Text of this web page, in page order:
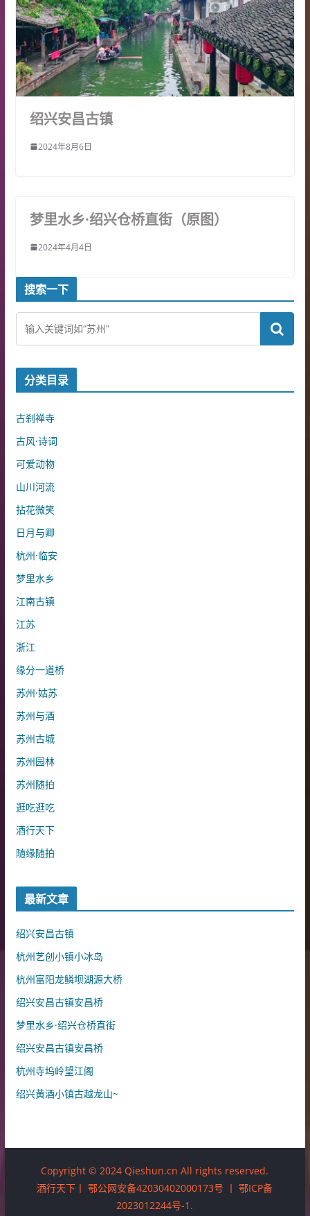
绍兴安昌古镇
2024年8月6日
梦里水乡·绍兴仓桥直街（原图）
2024年4月4日
搜索一下
分类目录
古刹禅寺
古风·诗词
可爱动物
山川河流
拈花微笑
日月与卿
杭州·临安
梦里水乡
江南古镇
江苏
浙江
缘分一道桥
苏州·姑苏
苏州与酒
苏州古城
苏州园林
苏州随拍
逛吃逛吃
酒行天下
随缘随拍
最新文章
绍兴安昌古镇
杭州艺创小镇小冰岛
杭州富阳龙鳞坝湖源大桥
绍兴安昌古镇安昌桥
梦里水乡·绍兴仓桥直街
绍兴安昌古镇安昌桥
杭州寺坞岭望江阁
绍兴黄酒小镇古越龙山~
Copyright © 2024 Qieshun.cn All rights reserved.
酒行天下丨鄂公网安备42030402000173号 丨鄂ICP备
2023012244号-1 .